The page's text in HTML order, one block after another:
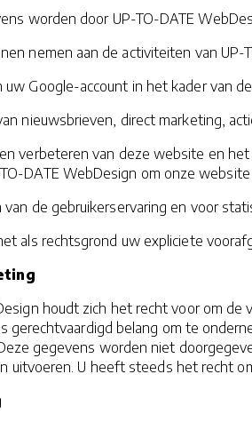
worden door UP-TO-DATE
nemen aan de activiteiten van UP-
uw Google-account in het kader van
nieuwsbrieven, direct marketing,
verbeteren van deze website en
DATE WebDesign om onze
de gebruikerservaring en voor
als rechtsgrond uw expliciete
houdt zich het recht voor om
gerechtvaardigd belang om te
gegevens worden niet
uitvoeren. U heeft steeds het recht